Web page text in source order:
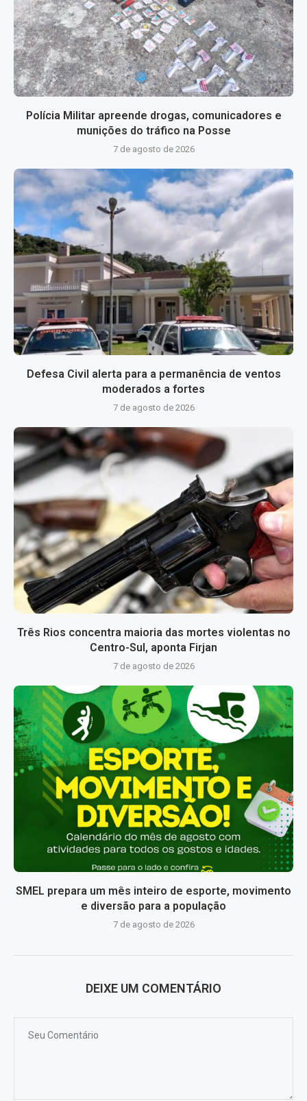
Polícia Militar apreende drogas, comunicadores e
munições do tráfico na Posse
7 de agosto de 2026
Defesa Civil alerta para a permanência de ventos
moderados a fortes
7 de agosto de 2026
Três Rios concentra maioria das mortes violentas no
Centro-Sul, aponta Firjan
7 de agosto de 2026
SMEL prepara um mês inteiro de esporte, movimento
e diversão para a população
7 de agosto de 2026
DEIXE UM COMENTÁRIO